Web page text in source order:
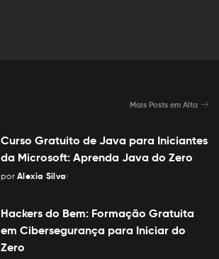
Mais Posts em Alta
Curso Gratuito de Java para Iniciantes
da Microsoft: Aprenda Java do Zero
Posted
por Alexia Silva
Hackers do Bem: Formação Gratuita
em Cibersegurança para Iniciar do
Zero